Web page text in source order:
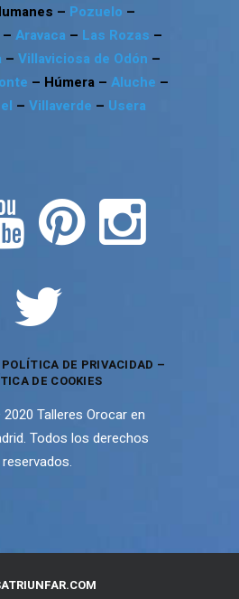
– Pozuelo –
– Aravaca – Las Rozas –
– Villaviciosa de Odón –
– Húmera – Aluche –
– Villaverde – Usera
POLÍTICA DE PRIVACIDAD –
DE COOKIES
Talleres Orocar en
Todos los derechos
reservados.